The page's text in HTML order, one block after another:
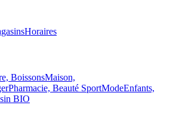
Horaires
BoissonsMaison,
Pharmacie, Beauté SportModeEnfants,
BIO